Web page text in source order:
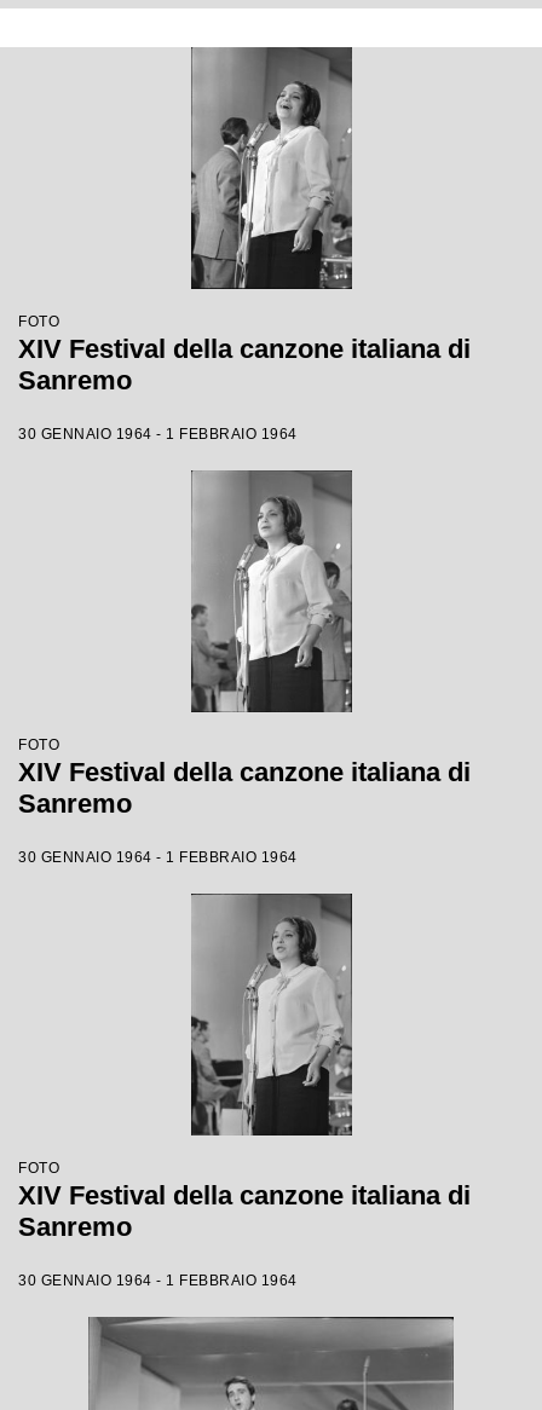
FOTO
XIV Festival della canzone italiana di
Sanremo
30 GENNAIO 1964 - 1 FEBBRAIO 1964
FOTO
XIV Festival della canzone italiana di
Sanremo
30 GENNAIO 1964 - 1 FEBBRAIO 1964
FOTO
XIV Festival della canzone italiana di
Sanremo
30 GENNAIO 1964 - 1 FEBBRAIO 1964